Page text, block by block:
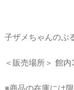
子ザメちゃんのぷ
＜販売場所＞ 館
※商品の在庫には